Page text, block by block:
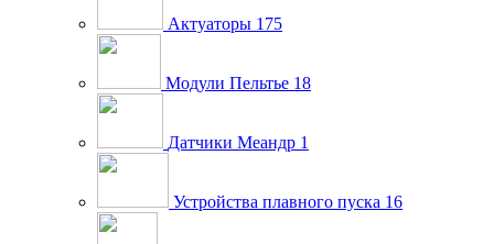
Актуаторы 175
Модули Пельтье 18
Датчики Меандр 1
Устройства плавного пуска 16